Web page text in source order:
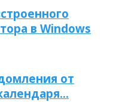
в Windows
от